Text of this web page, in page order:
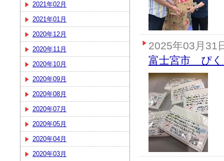
2021年02月
2021年01月
2020年12月
2020年11月
2020年10月
2020年09月
2020年08月
2020年07月
2020年05月
2020年04月
2020年03月
2025年03月31
富士宮市 ぴく